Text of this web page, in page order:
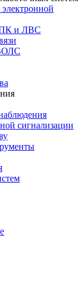
ПК и ЛВС
сигнализации